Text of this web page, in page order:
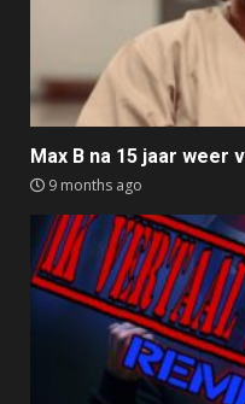
Max B na 15 jaar weer
9 months ago